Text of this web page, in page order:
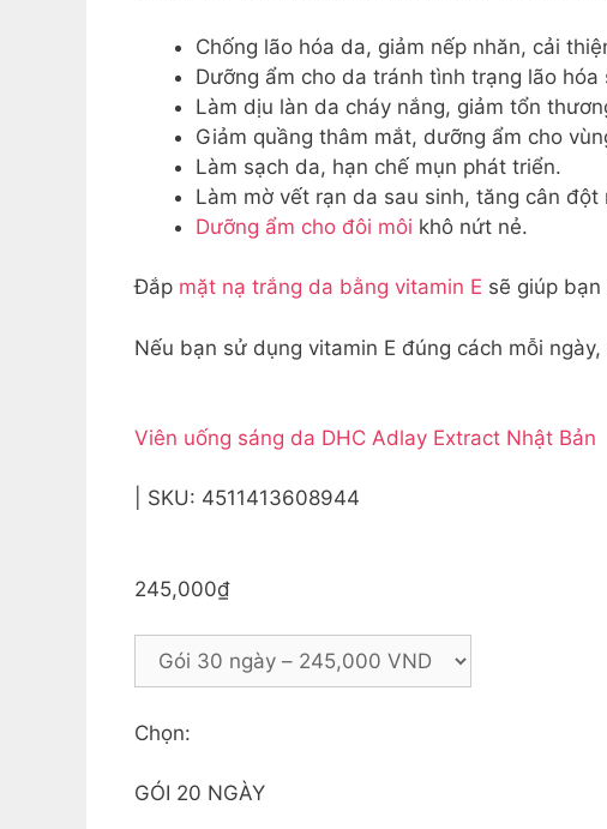
Chống lão hóa da, giảm nếp nhăn, cải
Dưỡng ẩm cho da tránh tình trạng lão hóa
Làm dịu làn da cháy nắng, giảm tổn
Giảm quầng thâm mắt, dưỡng ẩm cho
Làm sạch da, hạn chế mụn phát triển.
Làm mờ vết rạn da sau sinh, tăng cân đột
Dưỡng ẩm cho đôi môi khô nứt nẻ.
Đắp mặt nạ trắng da bằng vitamin E sẽ giúp
Nếu bạn sử dụng vitamin E đúng cách mỗi
Viên uống sáng da DHC Adlay Extract Nhật Bản
| SKU: 4511413608944
245,000₫
Chọn:
GÓI 20 NGÀY